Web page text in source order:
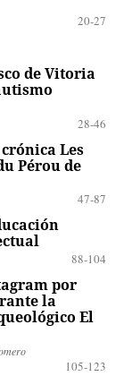
20-27
de Vitoria
28-46
Les
Pérou de
47-87
88-104
por
la
El
105-123